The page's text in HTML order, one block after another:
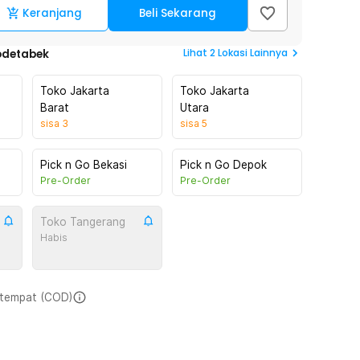
Keranjang Beli Sekarang
Lihat 2Lokasi Lainnya
Toko Jakarta
Barat
sisa 3
Toko Jakarta
Utara
sisa 5
Pick n Go Bekasi
Pre-Order
Pick n Go Depok
Pre-Order
Toko Tangerang
Habis
(COD)